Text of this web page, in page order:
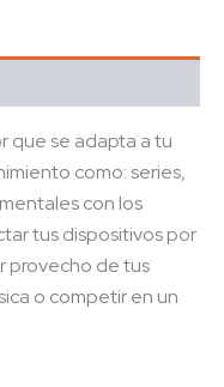
que se adapta a tu
como: series,
con los
tus dispositivos por
provecho de tus
o competir en un